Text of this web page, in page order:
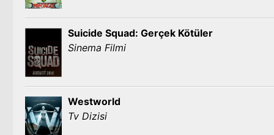
Suicide Squad: Gerçek Kötüler
Sinema Filmi
Westworld
Tv Dizisi